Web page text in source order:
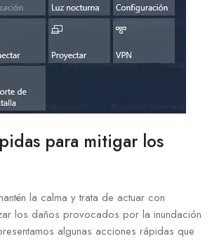
para mitigar los
la calma y trata de actuar con
los daños provocados por la inundación
algunas acciones rápidas que